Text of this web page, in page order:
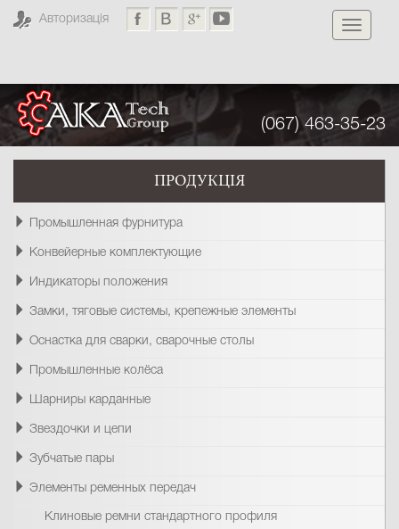
Авторизація
Toggle
(067) 463-35-23
ПРОДУКЦІЯ
Промышленная фурнитура
Конвейерные комплектующие
Индикаторы положения
Замки, тяговые системы, крепежные элементы
Оснастка для сварки, сварочные столы
Промышленные колёса
Шарниры карданные
Звездочки и цепи
Зубчатые пары
Элементы ременных передач
Клиновые ремни стандартного профиля